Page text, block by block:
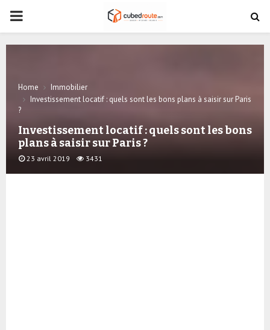
PRIMARY
MENU
Home
Immobilier
Investissement locatif : quels sont les bons plans à saisir sur Paris
?
Investissement locatif : quels sont les bons
plans à saisir sur Paris ?
23 avril 2019 3431